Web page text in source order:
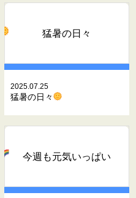
猛暑の日々
2025.07.25
猛暑の日々
今週も元気いっぱい